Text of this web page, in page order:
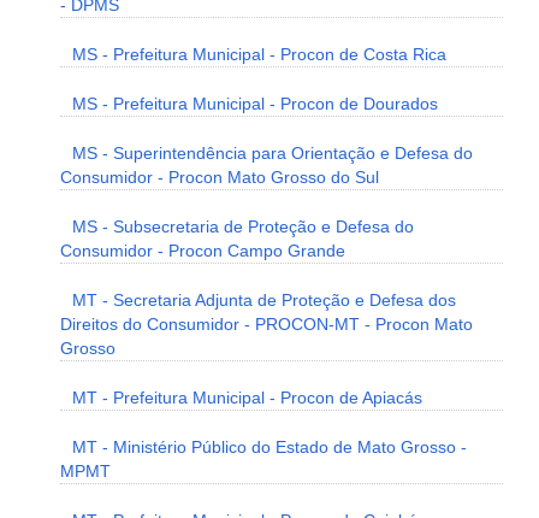
- DPMS
MS - Prefeitura Municipal - Procon de Costa Rica
MS - Prefeitura Municipal - Procon de Dourados
MS - Superintendência para Orientação e Defesa do
Consumidor - Procon Mato Grosso do Sul
MS - Subsecretaria de Proteção e Defesa do
Consumidor - Procon Campo Grande
MT - Secretaria Adjunta de Proteção e Defesa dos
Direitos do Consumidor - PROCON-MT - Procon Mato
Grosso
MT - Prefeitura Municipal - Procon de Apiacás
MT - Ministério Público do Estado de Mato Grosso -
MPMT